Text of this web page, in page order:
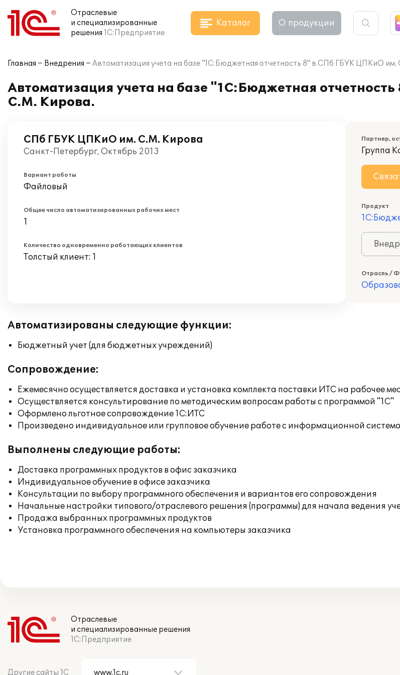
Отраслевые
и специализированные
решения 1С:Предприятие
Каталог О продукции
Главная Внедрения Автоматизация учета на базе "1С:Бюджетная отчетность 8" в СПб ГБУК ЦПКиО им.
Автоматизация учета на базе "1С:Бюджетная
С.М. Кирова.
СПб ГБУК ЦПКиО им. С.М. Кирова
Санкт-Петербург, Октябрь 2013
Вариант работы
Файловый
Общее число автоматизированных рабочих мест
1
Количество одновременно работающих клиентов
Толстый клиент: 1
Партнер,
Группа
Продукт
Отрасль /
Автоматизированы следующие функции:
Бюджетный учет (для бюджетных учреждений)
Сопровождение:
Ежемесячно осуществляется доставка и установка комплекта поставки ИТС на рабочее
Осуществляется консультирование по методическим вопросам работы с программой "1С"
Оформлено льготное сопровождение 1С:ИТС
Произведено индивидуальное или групповое обучение работе с информационной
Выполнены следующие работы:
Доставка программных продуктов в офис заказчика
Индивидуальное обучение в офисе заказчика
Консультации по выбору программного обеспечения и вариантов его сопровождения
Начальные настройки типового/отраслевого решения (программы) для начала ведения
Продажа выбранных программных продуктов
Установка программного обеспечения на компьютеры заказчика
Отраслевые
и специализированные решения
1С:Предприятие
Другие сайты 1С